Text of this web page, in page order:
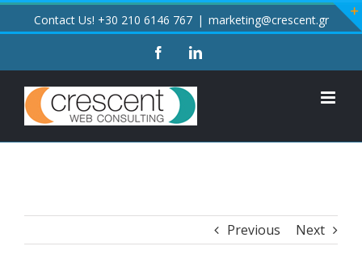
Skip
to
Contact Us! +30 210 6146 767 | marketing@crescent.gr
facebooklinkedin
Previous Next